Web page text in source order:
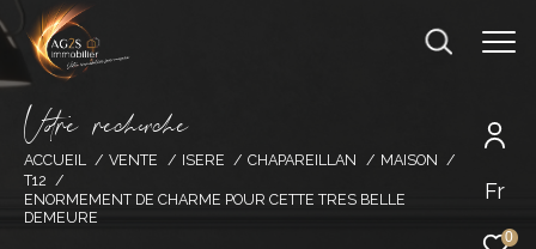
Fr
0
Vore recece
ACCUEIL VENTE ISERE CHAPAREILLAN
MAISON
T12
ENORMEMENT DE CHARME POUR CETTE TRES BELLE
DEMEURE